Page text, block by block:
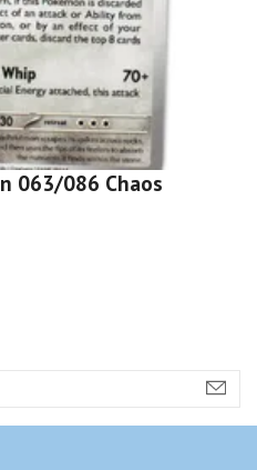
063/086 Chaos